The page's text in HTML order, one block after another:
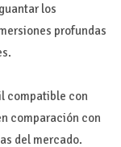
los
profundas
compatible con
comparación con
del mercado.